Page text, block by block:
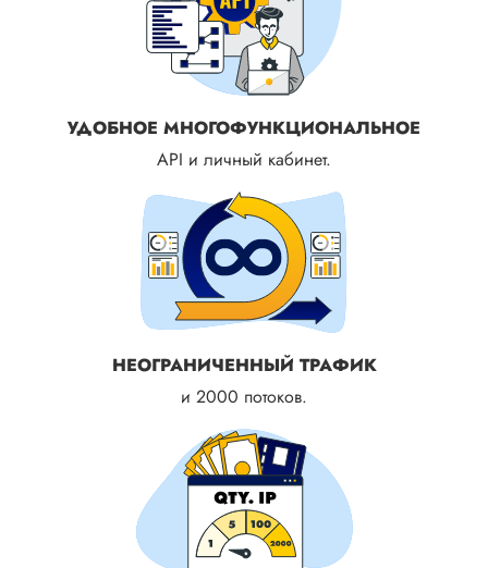
УДОБНОЕ МНОГОФУНКЦИОНАЛЬНОЕ
API и личный кабинет.
НЕОГРАНИЧЕННЫЙ ТРАФИК
и 2000 потоков.